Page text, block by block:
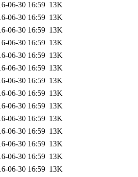
06-30 16:59 13K
06-30 16:59 13K
06-30 16:59 13K
06-30 16:59 13K
06-30 16:59 13K
06-30 16:59 13K
06-30 16:59 13K
06-30 16:59 13K
06-30 16:59 13K
06-30 16:59 13K
06-30 16:59 13K
06-30 16:59 13K
06-30 16:59 13K
06-30 16:59 13K